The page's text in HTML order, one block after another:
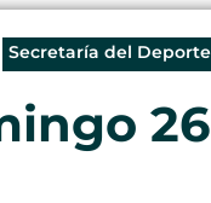
Secretaría del Deporte